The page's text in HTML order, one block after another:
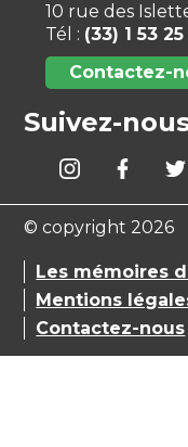
10 rue des
Tél : (33) 1 53
Contactez-
Suivez-
© copyright 2026
Les mémoires
Mentions
Contactez-nous